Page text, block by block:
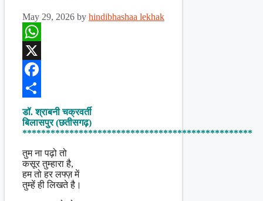
May 29, 2026 by hindibhashaa lekhak
WhatsApp
X
Facebook
Share
डॉ. श्राबनी चक्रवर्ती
बिलासपुर (छतीसगढ़)
*************************************************
तुम ना पढ़ो तो
कसूर तुम्हारा है,
हम तो हर लफ्ज़ में
तुम्हें ही लिखते है।